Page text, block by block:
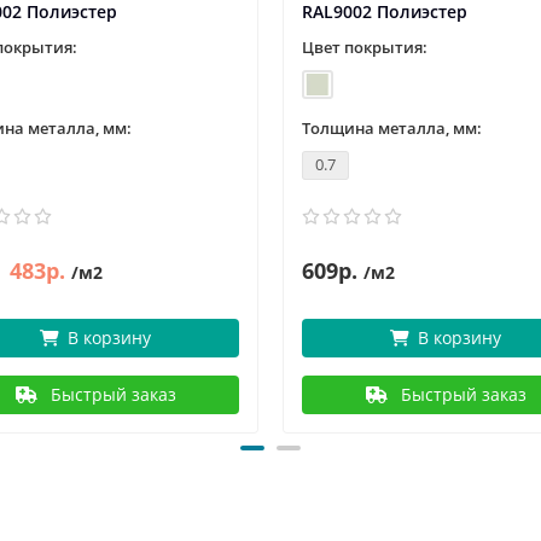
Полиэстер
металла, мм:
483р. /м2
В корзину
Быстрый заказ
RAL9002 Полиэстер
Цвет покрытия:
Толщина металла, мм:
0.7
609р. /м2
В корзину
Быстрый заказ